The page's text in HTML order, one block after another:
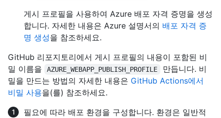
게시 프로필을 사용하여 Azure 배포 자격 증명을 생성
합니다. 자세한 내용은 Azure 설명서의 배포 자격 증
명 생성을 참조하세요.
GitHub 리포지토리에서 게시 프로필의 내용이 포함된 비
밀 이름을
AZURE_WEBAPP_PUBLISH_PROFILE
만듭니다. 비
밀을 만드는 방법의 자세한 내용은 GitHub Actions에서
비밀 사용을(를) 참조하세요.
필요에 따라 배포 환경을 구성합니다. 환경은 일반적